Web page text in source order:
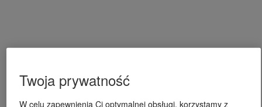
Twoja prywatność
W celu zapewnienia Ci optymalnej obsługi, korzystamy z